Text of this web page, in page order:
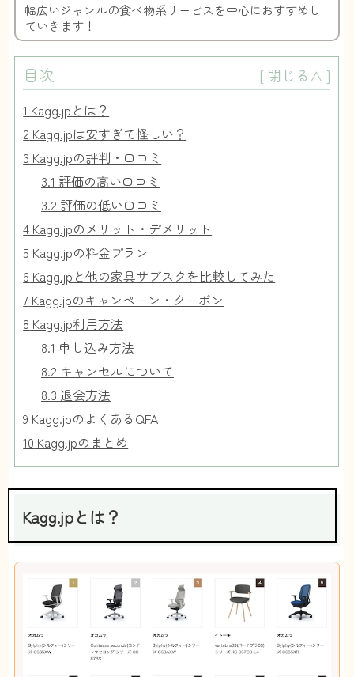
幅広いジャンルの食べ物系サービスを中心におすすめし
ていきます！
目次 [ 閉じる∧ ]
1 Kagg.jpとは？
2 Kagg.jpは安すぎて怪しい？
3 Kagg.jpの評判・口コミ
3.1 評価の高い口コミ
3.2 評価の低い口コミ
4 Kagg.jpのメリット・デメリット
5 Kagg.jpの料金プラン
6 Kagg.jpと他の家具サブスクを比較してみた
7 Kagg.jpのキャンペーン・クーポン
8 Kagg.jp利用方法
8.1 申し込み方法
8.2 キャンセルについて
8.3 退会方法
9 Kagg.jpのよくあるQFA
10 Kagg.jpのまとめ
Kagg.jpとは？